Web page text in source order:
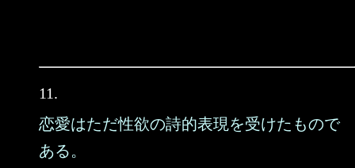
11.
恋愛はただ性欲の詩的表現を受けたもので
ある。